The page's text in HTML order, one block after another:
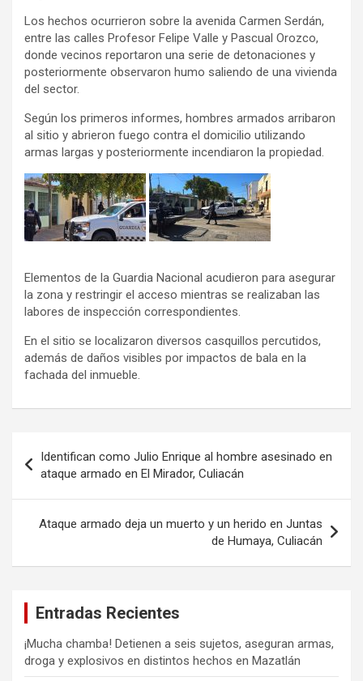
Los hechos ocurrieron sobre la avenida Carmen Serdán,
entre las calles Profesor Felipe Valle y Pascual Orozco,
donde vecinos reportaron una serie de detonaciones y
posteriormente observaron humo saliendo de una vivienda
del sector.
Según los primeros informes, hombres armados arribaron
al sitio y abrieron fuego contra el domicilio utilizando
armas largas y posteriormente incendiaron la propiedad.
Elementos de la Guardia Nacional acudieron para asegurar
la zona y restringir el acceso mientras se realizaban las
labores de inspección correspondientes.
En el sitio se localizaron diversos casquillos percutidos,
además de daños visibles por impactos de bala en la
fachada del inmueble.
de
entradas
Identifican como Julio Enrique al hombre asesinado en
ataque armado en El Mirador, Culiacán
Ataque armado deja un muerto y un herido en Juntas
de Humaya, Culiacán
Entradas Recientes
¡Mucha chamba! Detienen a seis sujetos, aseguran armas,
droga y explosivos en distintos hechos en Mazatlán